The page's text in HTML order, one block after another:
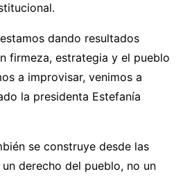
dando resultados
firmeza, estrategia y el pueblo
a improvisar, venimos a
la presidenta Estefanía
se construye desde las
derecho del pueblo, no un